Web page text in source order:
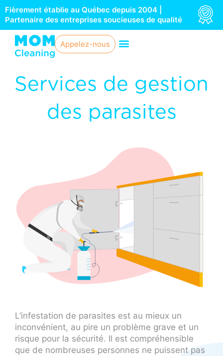
Aller
au
contenu
Fièrement établie au Québec depuis 2004 |
Partenaire des entreprises soucieuses de qualité
Appelez-nous
Services de gestion
des parasites
L’infestation de parasites est au mieux un
inconvénient, au pire un problème grave et un
risque pour la sécurité. Il est compréhensible
que de nombreuses personnes ne puissent pas